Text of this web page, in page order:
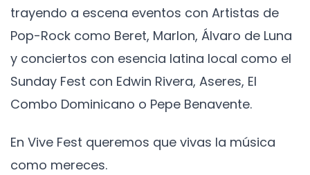
trayendo a escena eventos con Artistas de
Pop-Rock como Beret, Marlon, Álvaro de Luna
y conciertos con esencia latina local como el
Sunday Fest con Edwin Rivera, Aseres, El
Combo Dominicano o Pepe Benavente.
En Vive Fest queremos que vivas la música
como mereces.